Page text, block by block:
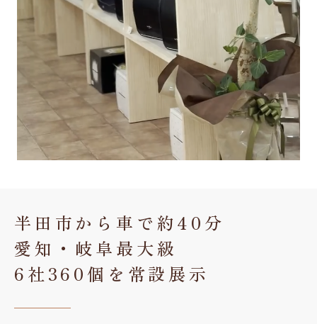
半田市から車で約40分
愛知・岐阜最大級
6社360個を常設展示